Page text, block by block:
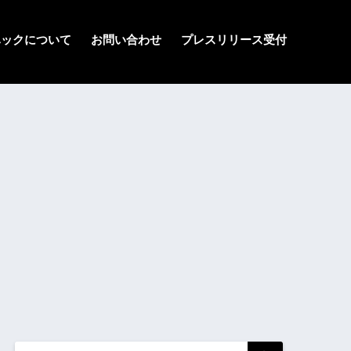
クについて お問い合わせ プレスリリース受付